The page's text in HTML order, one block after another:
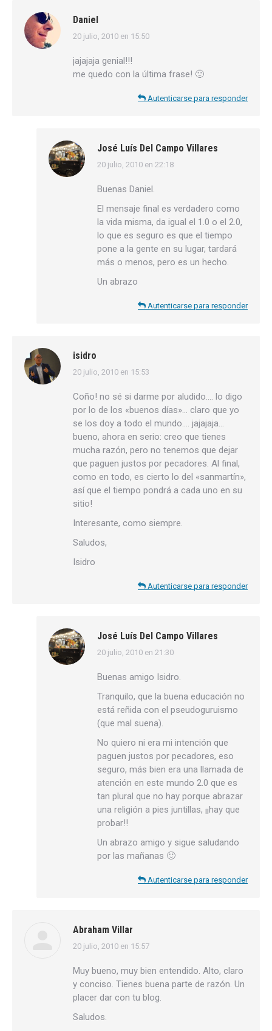
Daniel
dice:
20 julio, 2010 en 15:50
jajajaja genial!!!
me quedo con la última frase! 🙂
Autenticarse para responder
José Luís Del Campo Villares
dice:
20 julio, 2010 en 22:18
Buenas Daniel.
El mensaje final es verdadero como
la vida misma, da igual el 1.0 o el 2.0,
lo que es seguro es que el tiempo
pone a la gente en su lugar, tardará
más o menos, pero es un hecho.
Un abrazo
Autenticarse para responder
isidro
dice:
20 julio, 2010 en 15:53
Coño! no sé si darme por aludido…. lo digo
por lo de los «buenos días»… claro que yo
se los doy a todo el mundo…. jajajaja…
bueno, ahora en serio: creo que tienes
mucha razón, pero no tenemos que dejar
que paguen justos por pecadores. Al final,
como en todo, es cierto lo del «sanmartín»,
así que el tiempo pondrá a cada uno en su
sitio!
Interesante, como siempre.
Saludos,
Isidro
Autenticarse para responder
José Luís Del Campo Villares
dice:
20 julio, 2010 en 21:30
Buenas amigo Isidro.
Tranquilo, que la buena educación no
está reñida con el pseudoguruismo
(que mal suena).
No quiero ni era mi intención que
paguen justos por pecadores, eso
seguro, más bien era una llamada de
atención en este mundo 2.0 que es
tan plural que no hay porque abrazar
una religión a pies juntillas, ¡¡hay que
probar!!
Un abrazo amigo y sigue saludando
por las mañanas 🙂
Autenticarse para responder
Abraham Villar
dice:
20 julio, 2010 en 15:57
Muy bueno, muy bien entendido. Alto, claro
y conciso. Tienes buena parte de razón. Un
placer dar con tu blog.
Saludos.